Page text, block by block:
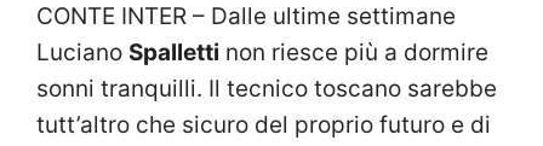
CONTE INTER – Dalle ultime settimane
Luciano Spalletti non riesce più a dormire
sonni tranquilli. Il tecnico toscano sarebbe
tutt’altro che sicuro del proprio futuro e di